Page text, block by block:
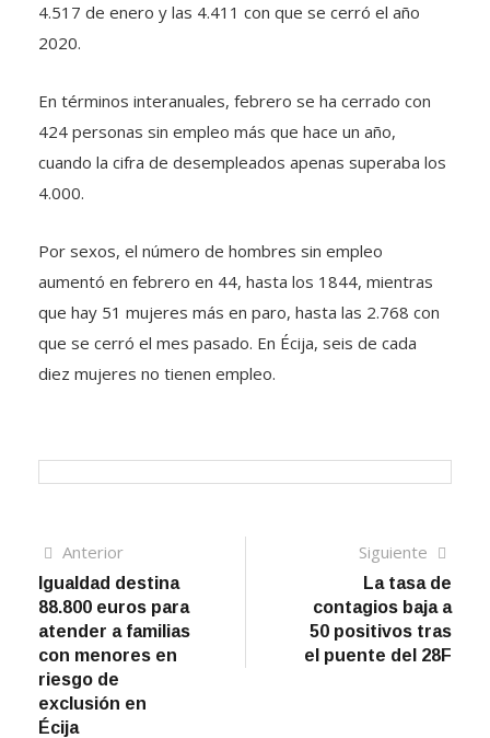
4.517 de enero y las 4.411 con que se cerró el año
2020.
En términos interanuales, febrero se ha cerrado con
424 personas sin empleo más que hace un año,
cuando la cifra de desempleados apenas superaba los
4.000.
Por sexos, el número de hombres sin empleo
aumentó en febrero en 44, hasta los 1844, mientras
que hay 51 mujeres más en paro, hasta las 2.768 con
que se cerró el mes pasado. En Écija, seis de cada
diez mujeres no tienen empleo.
Navegación
de
entradas
AnteriorArtículo
anterior
Igualdad destina
88.800 euros para
atender a familias
con menores en
riesgo de
exclusión en
Écija
Siguiente
La tasa de
contagios baja a
50 positivos tras
el puente del 28F